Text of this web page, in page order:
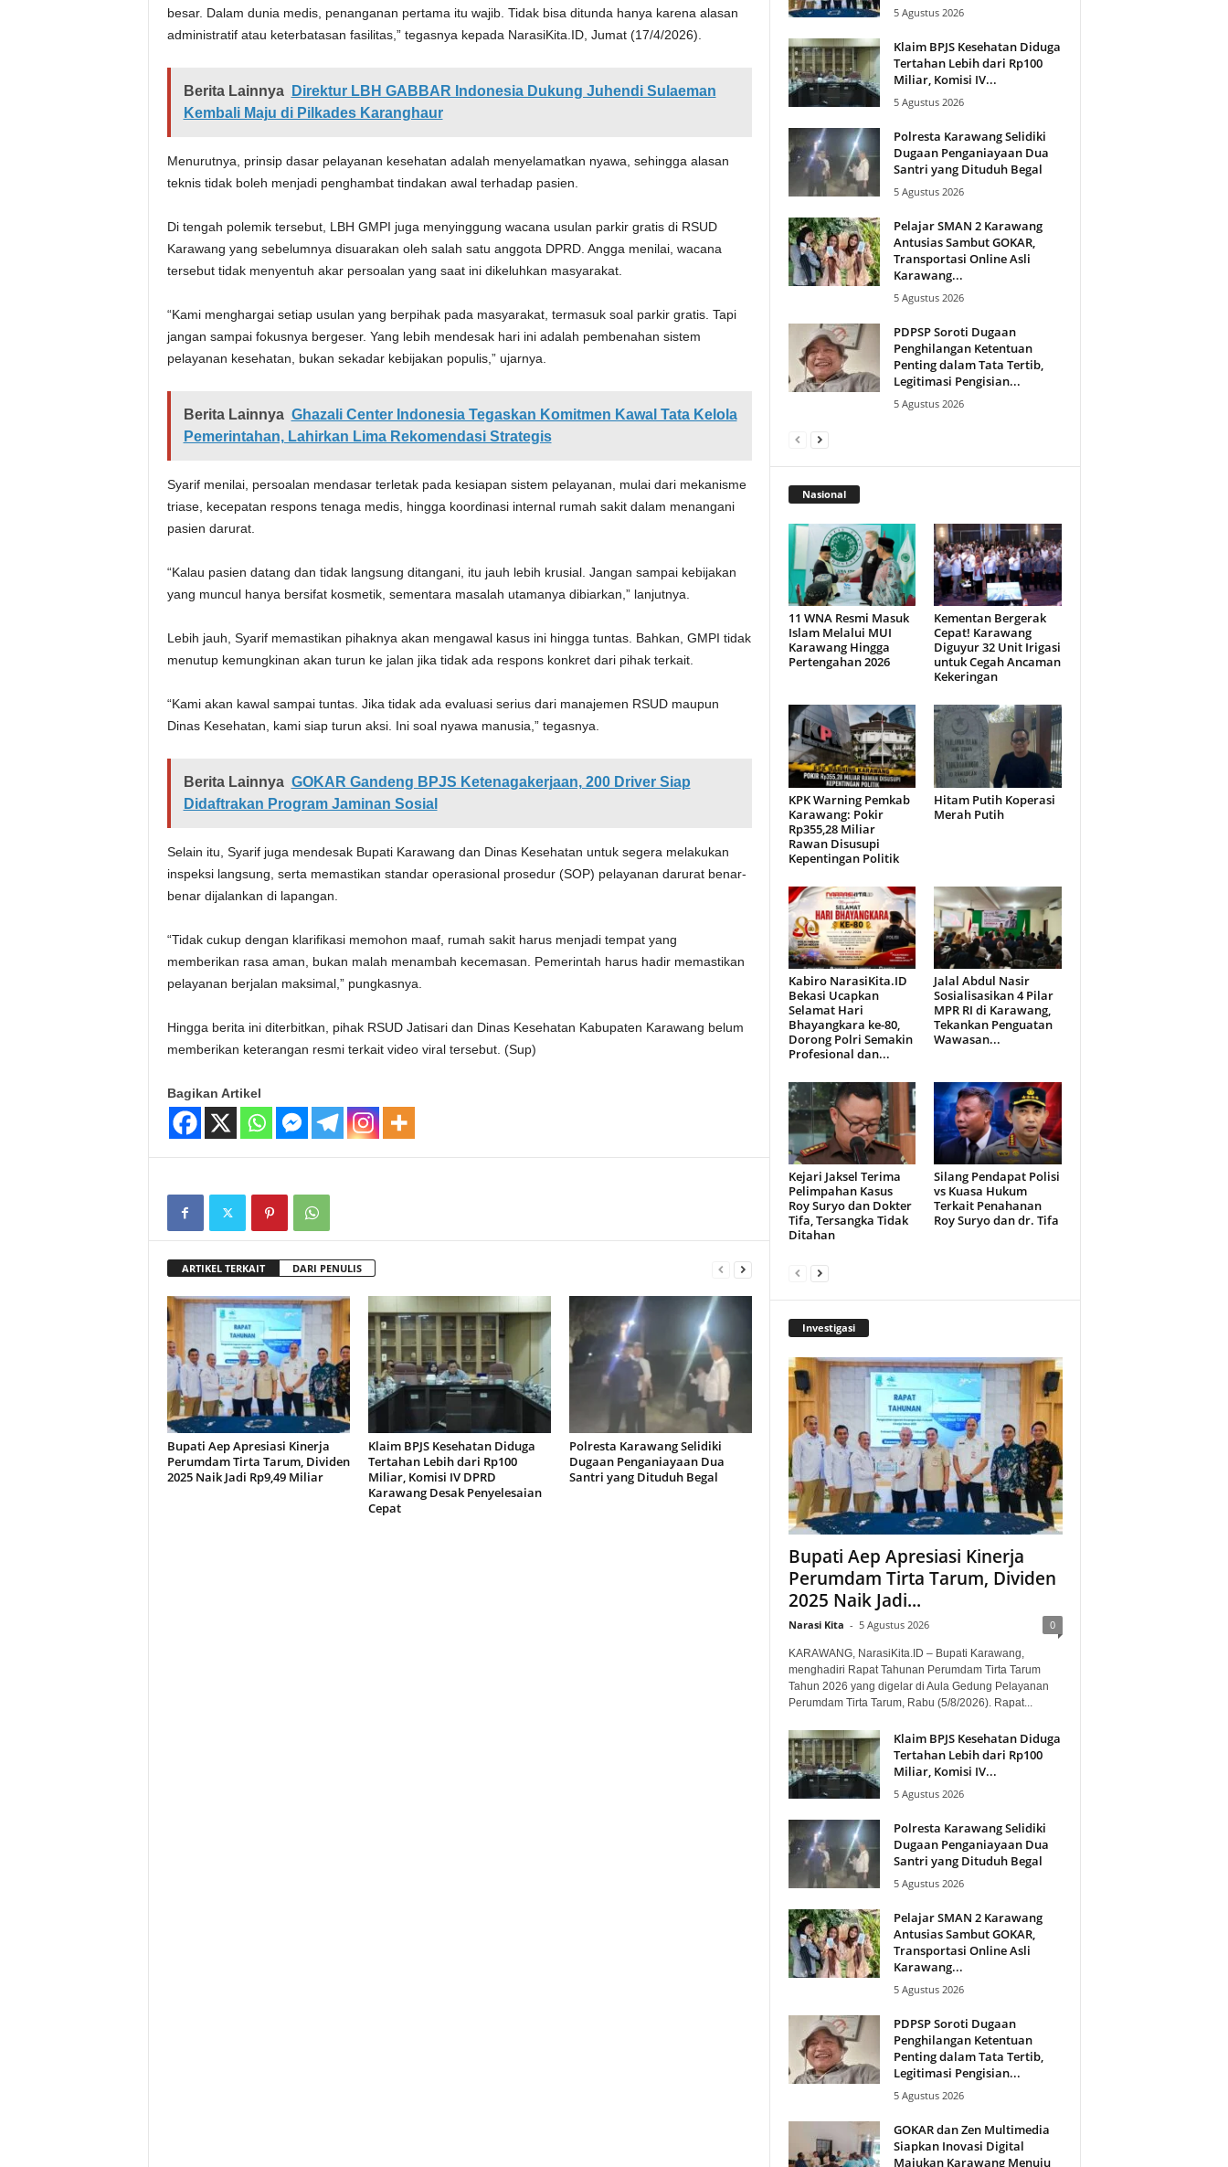
besar. Dalam dunia medis, penanganan pertama itu wajib. Tidak bisa ditunda hanya karena alasan
administratif atau keterbatasan fasilitas,” tegasnya kepada NarasiKita.ID, Jumat (17/4/2026).
Berita Lainnya
Direktur LBH GABBAR Indonesia Dukung Juhendi Sulaeman
Kembali Maju di Pilkades Karanghaur
Menurutnya, prinsip dasar pelayanan kesehatan adalah menyelamatkan nyawa, sehingga alasan
teknis tidak boleh menjadi penghambat tindakan awal terhadap pasien.
Di tengah polemik tersebut, LBH GMPI juga menyinggung wacana usulan parkir gratis di RSUD
Karawang yang sebelumnya disuarakan oleh salah satu anggota DPRD. Angga menilai, wacana
tersebut tidak menyentuh akar persoalan yang saat ini dikeluhkan masyarakat.
“Kami menghargai setiap usulan yang berpihak pada masyarakat, termasuk soal parkir gratis. Tapi
jangan sampai fokusnya bergeser. Yang lebih mendesak hari ini adalah pembenahan sistem
pelayanan kesehatan, bukan sekadar kebijakan populis,” ujarnya.
Berita Lainnya Ghazali Center Indonesia Tegaskan Komitmen Kawal Tata Kelola
Pemerintahan, Lahirkan Lima Rekomendasi Strategis
Syarif menilai, persoalan mendasar terletak pada kesiapan sistem pelayanan, mulai dari mekanisme
triase, kecepatan respons tenaga medis, hingga koordinasi internal rumah sakit dalam menangani
pasien darurat.
“Kalau pasien datang dan tidak langsung ditangani, itu jauh lebih krusial. Jangan sampai kebijakan
yang muncul hanya bersifat kosmetik, sementara masalah utamanya dibiarkan,” lanjutnya.
Lebih jauh, Syarif memastikan pihaknya akan mengawal kasus ini hingga tuntas. Bahkan, GMPI tidak
menutup kemungkinan akan turun ke jalan jika tidak ada respons konkret dari pihak terkait.
“Kami akan kawal sampai tuntas. Jika tidak ada evaluasi serius dari manajemen RSUD maupun
Dinas Kesehatan, kami siap turun aksi. Ini soal nyawa manusia,” tegasnya.
Berita Lainnya GOKAR Gandeng BPJS Ketenagakerjaan, 200 Driver Siap
Didaftrakan Program Jaminan Sosial
Selain itu, Syarif juga mendesak Bupati Karawang dan Dinas Kesehatan untuk segera melakukan
inspeksi langsung, serta memastikan standar operasional prosedur (SOP) pelayanan darurat benar-
benar dijalankan di lapangan.
“Tidak cukup dengan klarifikasi memohon maaf, rumah sakit harus menjadi tempat yang
memberikan rasa aman, bukan malah menambah kecemasan. Pemerintah harus hadir memastikan
pelayanan berjalan maksimal,” pungkasnya.
Hingga berita ini diterbitkan, pihak RSUD Jatisari dan Dinas Kesehatan Kabupaten Karawang belum
memberikan keterangan resmi terkait video viral tersebut. (Sup)
Bagikan Artikel
ARTIKEL TERKAIT DARI PENULIS
Bupati Aep Apresiasi Kinerja
Perumdam Tirta Tarum, Dividen
2025 Naik Jadi Rp9,49 Miliar
Klaim BPJS Kesehatan Diduga
Tertahan Lebih dari Rp100
Miliar, Komisi IV DPRD
Karawang Desak Penyelesaian
Cepat
Polresta Karawang Selidiki
Dugaan Penganiayaan Dua
Santri yang Dituduh Begal
5 Agustus 2026
Klaim BPJS Kesehatan Diduga
Tertahan Lebih dari Rp100
Miliar, Komisi IV...
5 Agustus 2026
Polresta Karawang Selidiki
Dugaan Penganiayaan Dua
Santri yang Dituduh Begal
5 Agustus 2026
Pelajar SMAN 2 Karawang
Antusias Sambut GOKAR,
Transportasi Online Asli
Karawang...
5 Agustus 2026
PDPSP Soroti Dugaan
Penghilangan Ketentuan
Penting dalam Tata Tertib,
Legitimasi Pengisian...
5 Agustus 2026
Nasional
11 WNA Resmi Masuk
Islam Melalui MUI
Karawang Hingga
Pertengahan 2026
Kementan Bergerak
Cepat! Karawang
Diguyur 32 Unit Irigasi
untuk Cegah Ancaman
Kekeringan
KPK Warning Pemkab
Karawang: Pokir
Rp355,28 Miliar
Rawan Disusupi
Kepentingan Politik
Hitam Putih Koperasi
Merah Putih
Kabiro NarasiKita.ID
Bekasi Ucapkan
Selamat Hari
Bhayangkara ke-80,
Dorong Polri Semakin
Profesional dan...
Jalal Abdul Nasir
Sosialisasikan 4 Pilar
MPR RI di Karawang,
Tekankan Penguatan
Wawasan...
Kejari Jaksel Terima
Pelimpahan Kasus
Roy Suryo dan Dokter
Tifa, Tersangka Tidak
Ditahan
Silang Pendapat Polisi
vs Kuasa Hukum
Terkait Penahanan
Roy Suryo dan dr. Tifa
Investigasi
Bupati Aep Apresiasi Kinerja
Perumdam Tirta Tarum, Dividen
2025 Naik Jadi...
Narasi Kita - 5 Agustus 2026 0
KARAWANG, NarasiKita.ID – Bupati Karawang,
menghadiri Rapat Tahunan Perumdam Tirta Tarum
Tahun 2026 yang digelar di Aula Gedung Pelayanan
Perumdam Tirta Tarum, Rabu (5/8/2026). Rapat...
Klaim BPJS Kesehatan Diduga
Tertahan Lebih dari Rp100
Miliar, Komisi IV...
5 Agustus 2026
Polresta Karawang Selidiki
Dugaan Penganiayaan Dua
Santri yang Dituduh Begal
5 Agustus 2026
Pelajar SMAN 2 Karawang
Antusias Sambut GOKAR,
Transportasi Online Asli
Karawang...
5 Agustus 2026
PDPSP Soroti Dugaan
Penghilangan Ketentuan
Penting dalam Tata Tertib,
Legitimasi Pengisian...
5 Agustus 2026
GOKAR dan Zen Multimedia
Siapkan Inovasi Digital
Majukan Karawang Menuju